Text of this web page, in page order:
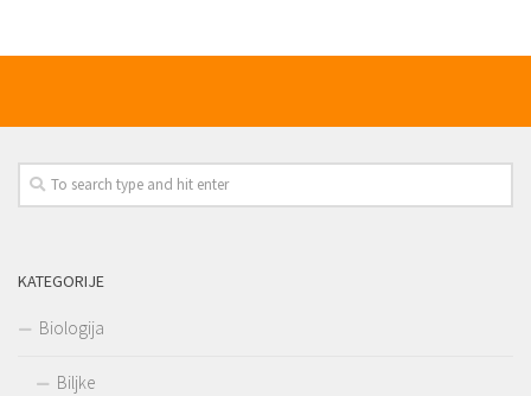
KATEGORIJE
Biologija
Biljke